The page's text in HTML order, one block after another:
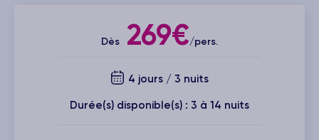
Dès 269€/pers.
4 jours / 3 nuits
Durée(s) disponible(s) : 3 à 14 nuits